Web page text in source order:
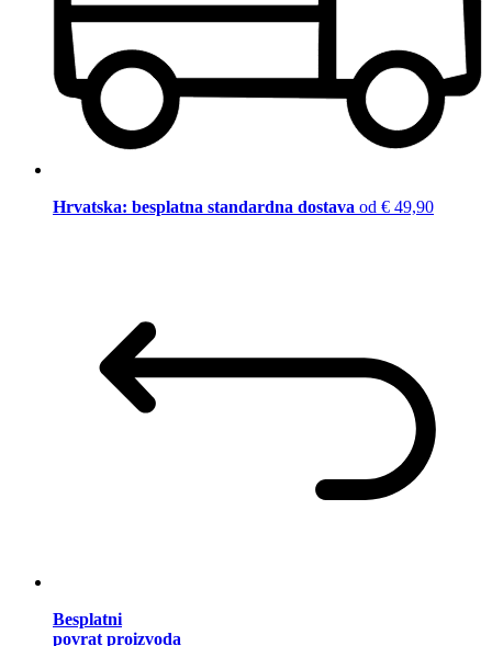
Hrvatska: besplatna standardna dostava od € 49,90
Besplatni
povrat proizvoda